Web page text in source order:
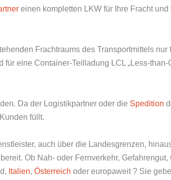
einen kompletten LKW für Ihre Fracht
Frachtraums des Transportmittels
eine Container-Teilladung LCL „Less-than-
Da der Logistikpartner oder die Spedition
füllt.
auch über die Landesgrenzen,
Ob Nah- oder Fernverkehr,
Italien, Österreich oder europaweit ? Sie